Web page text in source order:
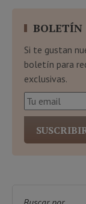
BOLETÍN
Si te gustan
boletín para
exclusivas.